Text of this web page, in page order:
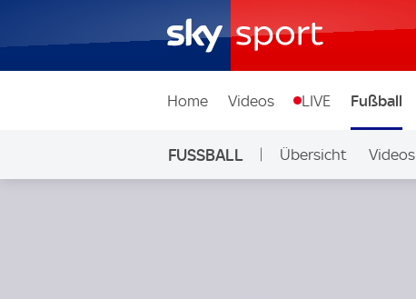
Home Videos LIVE Fußball
FUSSBALL Übersicht Videos